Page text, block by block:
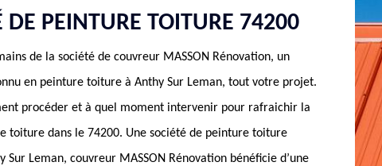
DE PEINTURE TOITURE 74200
de la société de couvreur MASSON Rénovation, un
en peinture toiture à Anthy Sur Leman, tout votre projet.
procéder et à quel moment intervenir pour rafraichir la
toiture dans le 74200. Une société de peinture toiture
Sur Leman, couvreur MASSON Rénovation bénéficie d’une